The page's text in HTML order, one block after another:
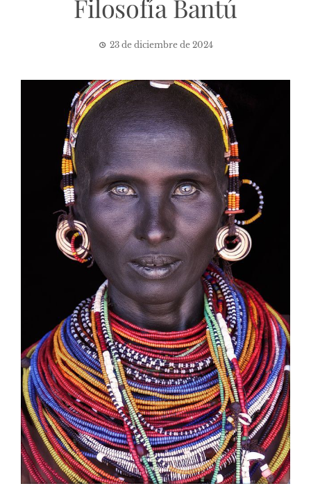
Filosofía Bantú
23 de diciembre de 2024